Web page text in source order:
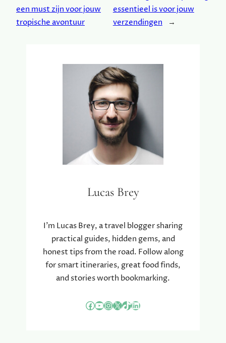
een must zijn voor jouw
tropische avontuur
essentieel is voor jouw
verzendingen
→
Lucas Brey
I’m Lucas Brey, a travel blogger sharing
practical guides, hidden gems, and
honest tips from the road. Follow along
for smart itineraries, great food finds,
and stories worth bookmarking.
Facebook YouTube InstagramX TikTok LinkedIn